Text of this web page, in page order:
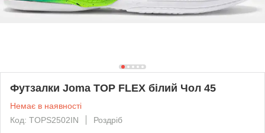
Футзалки Joma TOP FLEX білий Чол 45
Немає в наявності
Код: TOPS2502IN
Роздріб